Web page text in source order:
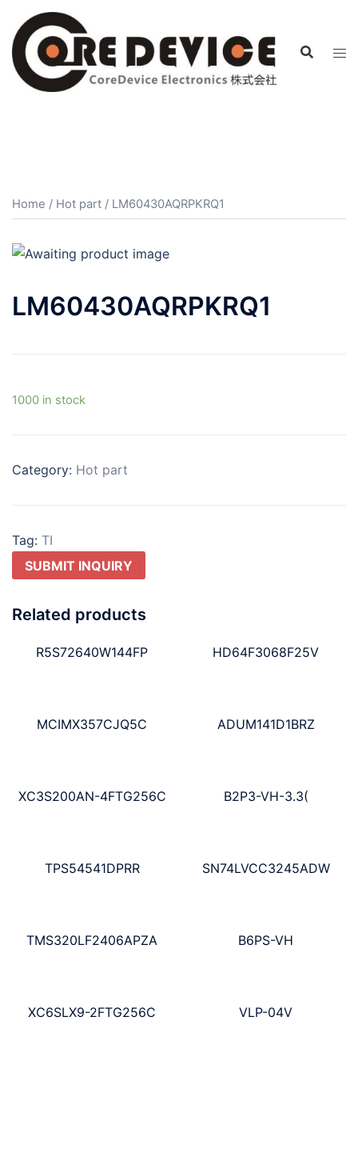
Home / Hot part / LM60430AQRPKRQ1
LM60430AQRPKRQ1
1000 in stock
Category: Hot part
Tag: TI
SUBMIT INQUIRY
Related products
R5S72640W144FP HD64F3068F25V
MCIMX357CJQ5C ADUM141D1BRZ
XC3S200AN-4FTG256C B2P3-VH-3.3(
TPS54541DPRR SN74LVCC3245ADW
TMS320LF2406APZA B6PS-VH
XC6SLX9-2FTG256C VLP-04V